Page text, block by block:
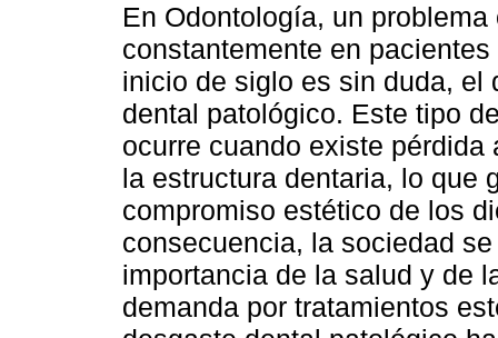
En Odontología, un problema
constantemente en
inicio de siglo es sin duda, el
dental patológico. Este tipo
ocurre cuando existe pérdida
la estructura dentaria, lo que
compromiso estético de los
consecuencia, la sociedad
importancia de la salud y de
demanda por tratamientos